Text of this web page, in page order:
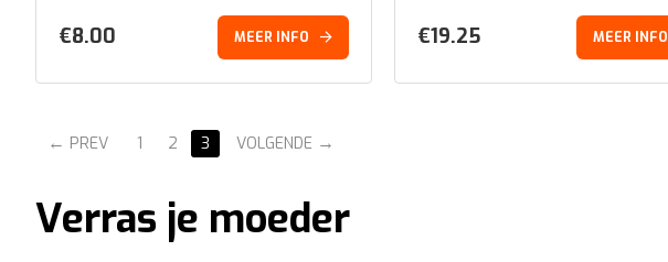
€8.00 MEER INFO €19.25 MEER INFO
PREV 1 2 3 VOLGENDE
Verras je moeder